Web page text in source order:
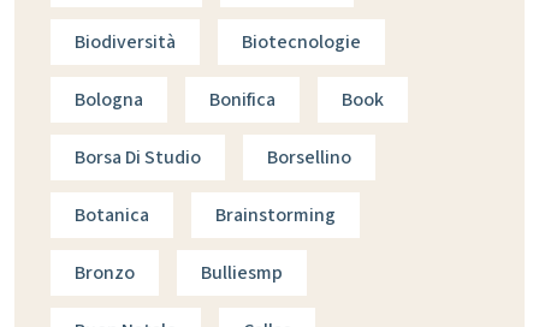
Biodiversità Biotecnologie
Bologna Bonifica Book
Borsa Di Studio Borsellino
Botanica Brainstorming
Bronzo Bulliesmp